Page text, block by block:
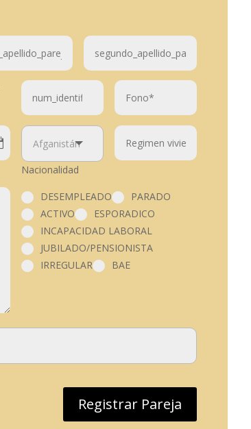
Nacionalidad
DESEMPLEADO
PARADO
ACTIVO
ESPORADICO
INCAPACIDAD LABORAL
JUBILADO/PENSIONISTA
IRREGULAR
BAE
Registrar Pareja